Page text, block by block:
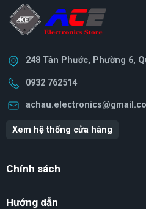
248 Tân Phước, Phường 6,
0932 762514
Xem hệ thống cửa hàng
Chính sách
Hướng dẫn